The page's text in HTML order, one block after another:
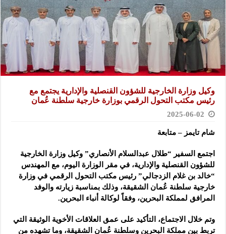
وكيل وزارة الخارجية للشؤون القنصلية والإدارية يجتمع مع
رئيس مكتب التحول الرقمي بوزارة خارجية سلطنة عُمان
2025-06-02
شام تايمز – متابعة
اجتمع السفير “طلال عبدالسلام الأنصاري” وكيل وزارة الخارجية
للشؤون القنصلية والإدارية، في مقر الوزارة اليوم، مع المهندس
“خالد بن غلام الزدجالي” رئيس مكتب التحول الرقمي في وزارة
خارجية سلطنة عُمان الشقيقة، وذلك بمناسبة زيارته والوفد
المرافق لمملكة البحرين، وفقاً لوكالة أنباء البحرين.
وتم خلال الاجتماع، التأكيد على عمق العلاقات الأخوية الوثيقة التي
تربط بين مملكة البحرين وسلطنة عُمان الشقيقة، وما تشهده من